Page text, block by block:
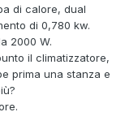
di calore, dual
di 0,780 kw.
2000 W.
il climatizzatore,
prima una stanza e